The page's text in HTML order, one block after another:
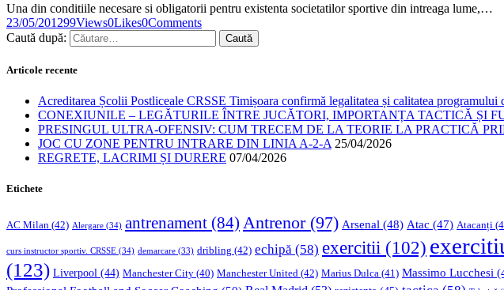
Una din conditiile necesare si obligatorii pentru existenta societatilor sportive din intreaga lume,…
23/05/201299Views0Likes0Comments
Caută după:
Articole recente
Acreditarea Școlii Postliceale CRSSE Timișoara confirmă legalitatea și calitatea programului
CONEXIUNILE – LEGĂTURILE ÎNTRE JUCĂTORI, IMPORTANȚA TACTICĂ ȘI
PRESINGUL ULTRA-OFENSIV: CUM TRECEM DE LA TEORIE LA PRACTICĂ
JOC CU ZONE PENTRU INTRARE DIN LINIA A-2-A 25/04/2026
REGRETE, LACRIMI ȘI DURERE 07/04/2026
Etichete
AC Milan (42) Alergare (34) antrenament (84) Antrenor(97) Arsenal (48) Atac (47) Atacanți
curs instructor sportiv. CRSSE (34) demarcare (33) dribling (42) echipă (58) exercitii (102)
(123) Liverpool (44) Manchester City (40) Manchester United (42) Marius Dulca (41) Massimo Lucchesi